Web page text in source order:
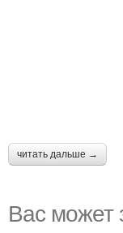
читать дальше →
Вас может